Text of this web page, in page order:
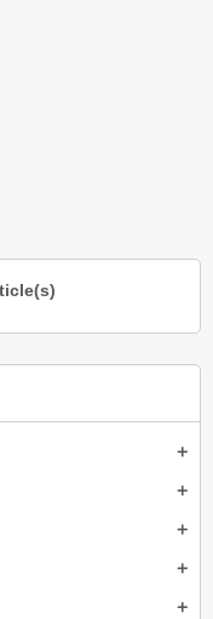
add
add
add
add
add